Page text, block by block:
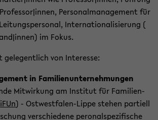
Per­so­nal­ma­nage­ment für
In­ter­na­tio­na­li­sie­rung (
im Fokus.
ge­le­gent­lich von In­ter­es­se:
in Fa­mi­li­en­un­ter­neh­mun­gen
Mit­wir­kung am In­sti­tut für Fa­mi­li­en­
iFUn) - Ostwestfalen-​Lippe ste­hen par­ti­ell
ver­schie­de­ne pe­ro­nal­spe­zi­fi­sche